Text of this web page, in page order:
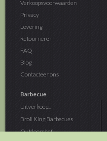
Verkoopsvoorwaarden
Privacy
Levering
Retourneren
FAQ
Blog
Contacteer ons
Barbecue
Uitverkoop...
Broil King Barbecues
Outdoorchef...